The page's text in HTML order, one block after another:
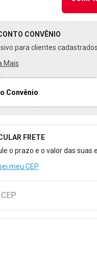
CONVÊNIO
para clientes
Mais
Convênio
para Calcular o
FRETE
o prazo e o valor das suas
meu CEP